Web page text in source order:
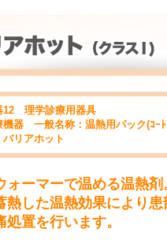
12 理学診療用器具
機器 一般名称：温熱用パック(ｺｰﾄ
リアホット
ォーマーで温める温熱剤
熱した温熱効果により患
処置を行います。